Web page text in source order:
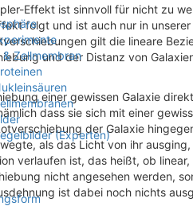
Zellmembran
(Experten)
Effekt ist sinnvoll für nicht zu
folgt und ist auch nur in
gilt die lineare
und der Distanz von
einer gewissen Galaxie
dass sie sich mit einer
der Galaxie
als das Licht von ihr
verlaufen ist, das heißt, ob
nicht angesehen werden,
ist dabei noch nichts